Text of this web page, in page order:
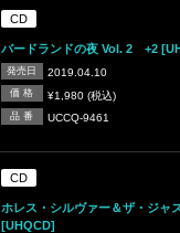
CD
バードランドの夜 Vol. 2 +2
発売日 2019.04.10
価 格 ¥1,980 (税込)
品 番 UCCQ-9461
CD
ホレス・シルヴァー＆ザ・ジャ
[UHQCD]